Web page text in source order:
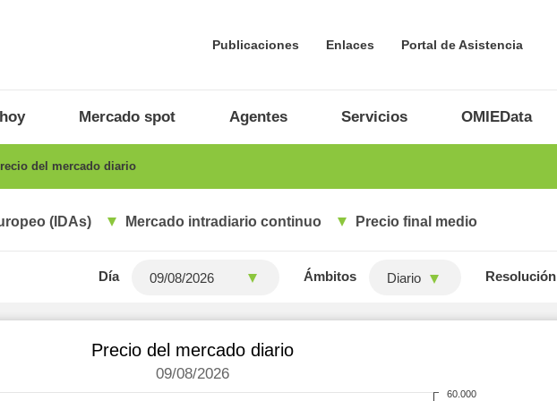
Publicaciones Enlaces Portal de Asistencia
Mercado spot Agentes Servicios OMIEData
del mercado diario
(IDAs) Mercado intradiario continuo Precio final medio
Día Ámbitos Diario Resolución
Precio del mercado diario
09/08/2026
60.000